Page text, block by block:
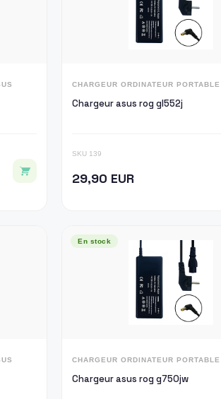
CHARGEUR ORDINATEUR
Chargeur asus rog gl552j
SKU 139
29,90 EUR
En stock
CHARGEUR ORDINATEUR
Chargeur asus rog g750jw